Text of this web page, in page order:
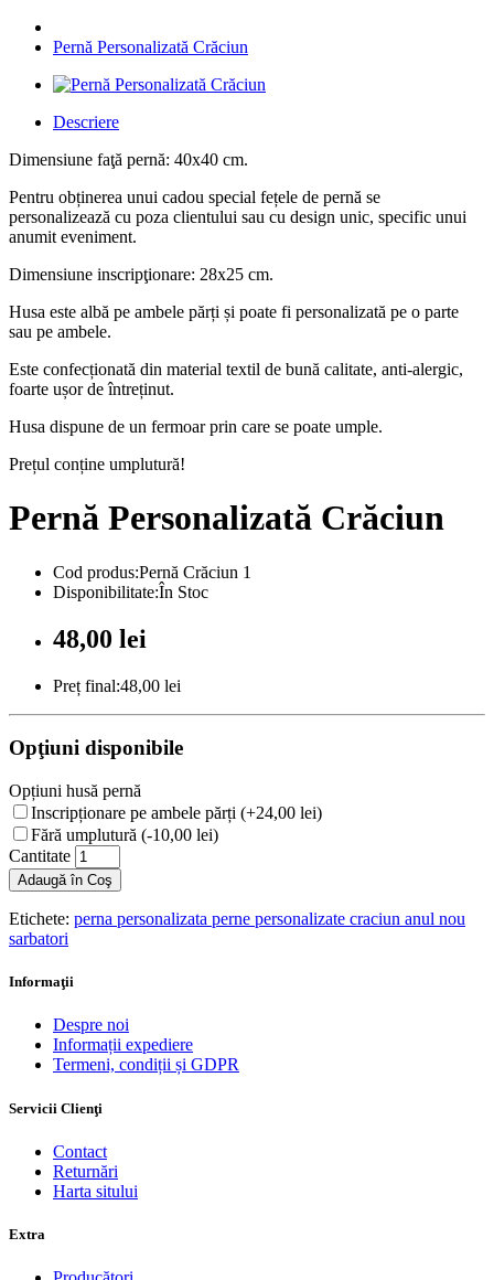
Pernă Personalizată Crăciun
Descriere
Dimensiune faţă pernă: 40x40 cm.
Pentru obținerea unui cadou special fețele de pernă se
personalizează cu poza clientului sau cu design unic, specific unui
anumit eveniment.
Dimensiune inscripţionare: 28x25 cm.
Husa este albă pe ambele părți și poate fi personalizată pe o parte
sau pe ambele.
Este confecționată din material textil de bună calitate, anti-alergic,
foarte ușor de întreținut.
Husa dispune de un fermoar prin care se poate umple.
Prețul conține umplutură!
Pernă Personalizată Crăciun
Cod produs:Pernă Crăciun 1
Disponibilitate:În Stoc
48,00 lei
Preț final:48,00 lei
Opţiuni disponibile
Opțiuni husă pernă
Inscripționare pe ambele părți (+24,00 lei)
Fără umplutură (-10,00 lei)
Cantitate
Adaugă în Coş
Etichete: perna personalizata perne personalizate craciun anul nou
sarbatori
Informaţii
Despre noi
Informații expediere
Termeni, condiții și GDPR
Servicii Clienţi
Contact
Returnări
Harta sitului
Extra